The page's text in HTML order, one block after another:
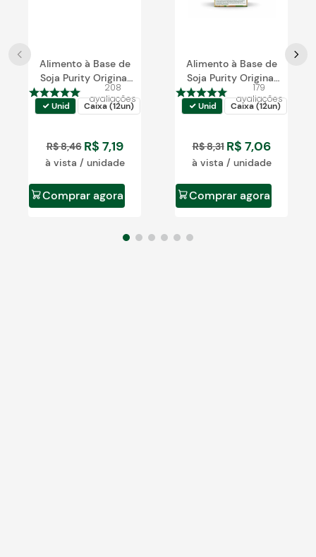
Alimento à Base de
Soja Purity Original
Zero 1L
208
avaliações
Unid Caixa (12un)
R$8,46 R$ 7,19
à vista / unidade
Comprar agora
Alimento à Base de
Soja Purity Original
1L
179
avaliações
Unid Caixa (12un)
R$8,31 R$ 7,06
à vista / unidade
Comprar agora